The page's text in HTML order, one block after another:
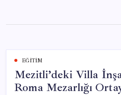
content
EĞITIM
Mezitli’deki Villa
Roma Mezarlığı